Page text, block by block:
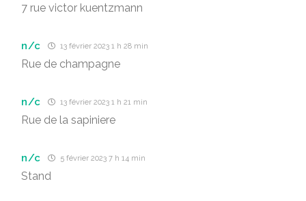
7 rue victor kuentzmann
n/c 13 février 2023 1 h 28 min
Rue de champagne
n/c 13 février 2023 1 h 21 min
Rue de la sapiniere
n/c 5 février 2023 7 h 14 min
Stand